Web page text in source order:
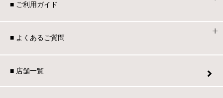
■ ご利用ガイド
■ よくあるご質問
■ 店舗一覧